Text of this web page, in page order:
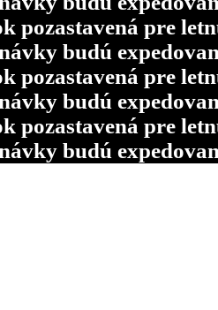
pozastavená pre
budú
pozastavená pre
budú
pozastavená pre
budú